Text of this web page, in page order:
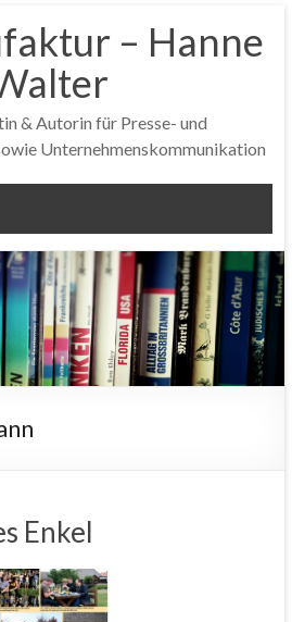
– Hanne
& Autorin für Presse- und
Unternehmenskommunikation
Enkel